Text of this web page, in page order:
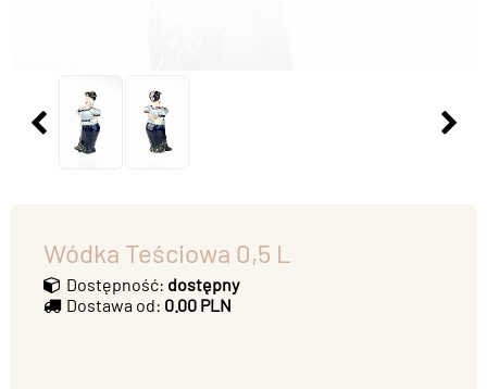
Wódka Teściowa 0,5 L
Dostępność: dostępny
Dostawa od: 0.00 PLN